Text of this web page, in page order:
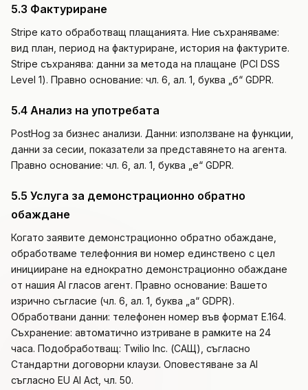
5.3 Фактуриране
Stripe като обработващ плащанията. Ние съхраняваме:
вид план, период на фактуриране, история на фактурите.
Stripe съхранява: данни за метода на плащане (PCI DSS
Level 1). Правно основание: чл. 6, ал. 1, буква „б“ GDPR.
5.4 Анализ на употребата
PostHog за бизнес анализи. Данни: използване на функции,
данни за сесии, показатели за представянето на агента.
Правно основание: чл. 6, ал. 1, буква „е“ GDPR.
5.5 Услуга за демонстрационно обратно
обаждане
Когато заявите демонстрационно обратно обаждане,
обработваме телефонния ви номер единствено с цел
иницииране на еднократно демонстрационно обаждане
от нашия AI гласов агент. Правно основание: Вашето
изрично съгласие (чл. 6, ал. 1, буква „а“ GDPR).
Обработвани данни: телефонен номер във формат E.164.
Съхранение: автоматично изтриване в рамките на 24
часа. Подобработващ: Twilio Inc. (САЩ), съгласно
Стандартни договорни клаузи. Оповестяване за AI
съгласно EU AI Act, чл. 50.